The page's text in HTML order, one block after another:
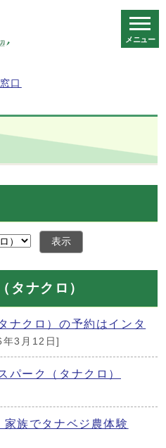
メニュー
口
表示
タナクロ）
ナクロ）の予約はインタ
3月12日]
ーク（タナクロ）
家族でタナベジ農体験